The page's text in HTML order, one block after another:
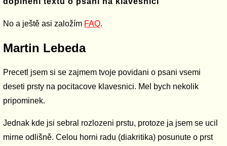
No a ještě asi založím FAQ.
Martin Lebeda
Precetl jsem si se zajmem tvoje povidani o psani vsemi
deseti prsty na pocitacove klavesnici. Mel bych nekolik
pripominek.
Jednak kde jsi sebral rozlozeni prstu, protoze ja jsem se ucil
mirne odlišně. Celou horni radu (diakritika) posunute o prst